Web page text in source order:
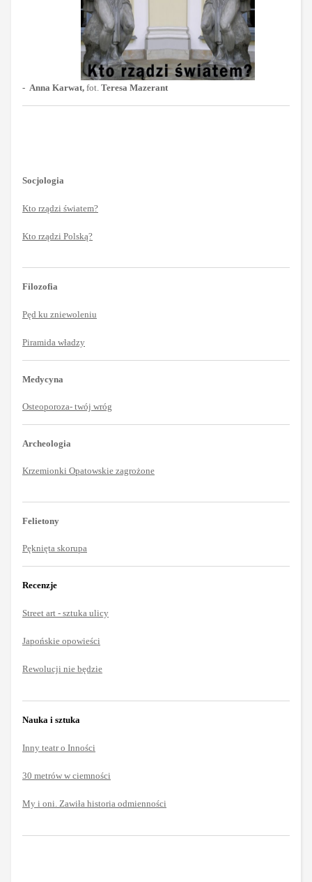
- Anna Karwat, fot. Teresa Mazerant
Socjologia
Kto rządzi światem?
Kto rządzi Polską?
Filozofia
Pęd ku zniewoleniu
Piramida władzy
Medycyna
Osteoporoza- twój wróg
Archeologia
Krzemionki Opatowskie zagrożone
Felietony
Pęknięta skorupa
Recenzje
Street art - sztuka ulicy
Japońskie opowieści
Rewolucji nie będzie
Nauka i sztuka
Inny teatr o Inności
30 metrów w ciemności
My i oni. Zawiła historia odmienności